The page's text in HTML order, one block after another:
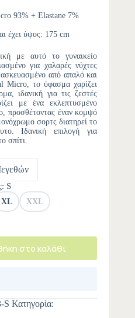
93% + Elastane 7%
έχει ύψος: 175 cm
με αυτό το γυναικείο
για χαλαρές νύχτες
από απαλό και
Micro, το ύφασμα χαρίζει
ιδανική για τις ζεστές
με ένα εκλεπτυσμένο
προσθέτοντας έναν κομψό
σορτς διατηρεί το
Ιδανική επιλογή για
σπίτι.
: S
XL XXL
στο καλάθι
S Κατηγορία: